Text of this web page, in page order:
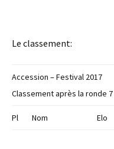
Le classement:
Accession – Festival 2017
Classement après la ronde 7
Pl Nom Elo